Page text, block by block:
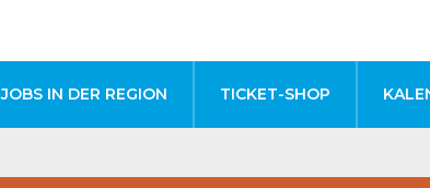
JOBS IN DER REGION TICKET-SHOP